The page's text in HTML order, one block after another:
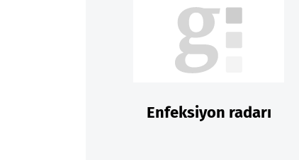
Enfeksiyon radarı